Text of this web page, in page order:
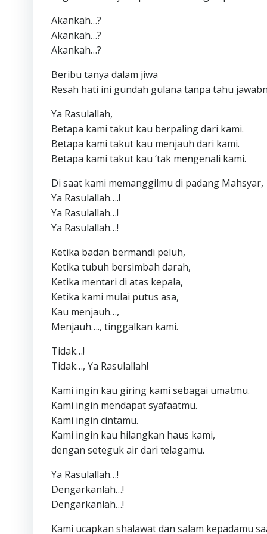
Akankah…?
Akankah…?
Akankah…?
Beribu tanya dalam jiwa
Resah hati ini gundah gulana tanpa tahu
Ya Rasulallah,
Betapa kami takut kau berpaling dari kami.
Betapa kami takut kau menjauh dari kami.
Betapa kami takut kau ‘tak mengenali kami.
Di saat kami memanggilmu di padang Mahsyar,
Ya Rasulallah….!
Ya Rasulallah…!
Ya Rasulallah…!
Ketika badan bermandi peluh,
Ketika tubuh bersimbah darah,
Ketika mentari di atas kepala,
Ketika kami mulai putus asa,
Kau menjauh…,
Menjauh…., tinggalkan kami.
Tidak…!
Tidak…, Ya Rasulallah!
Kami ingin kau giring kami sebagai umatmu.
Kami ingin mendapat syafaatmu.
Kami ingin cintamu.
Kami ingin kau hilangkan haus kami,
dengan seteguk air dari telagamu.
Ya Rasulallah…!
Dengarkanlah…!
Dengarkanlah…!
Kami ucapkan shalawat dan salam kepadamu